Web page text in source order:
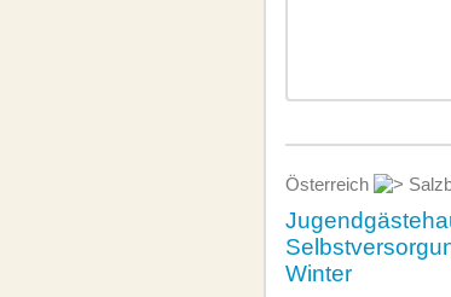
Österreich
Winter